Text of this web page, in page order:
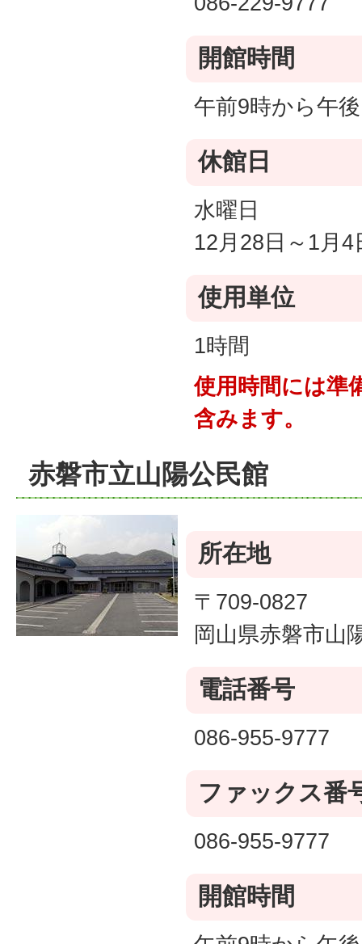
開館時間
午前9時から午
休館日
水曜日
12月28日～1月4
使用単位
1時間
使用時間には準
含みます。
赤磐市立山陽公民館
所在地
〒709-0827
岡山県赤磐市山
電話番号
086-955-9777
ファックス番
086-955-9777
開館時間